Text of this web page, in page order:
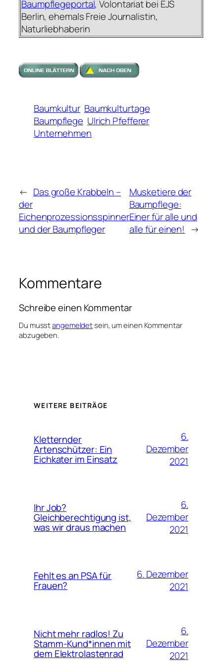
Baumpflegeportal, Volontariat bei EJS
Berlin, ehemals Freie Journalistin,
Naturliebhaberin
Baumkultur Baumkulturtage
Baumpflege Ulrich Pfefferer
Unternehmen
← Das große Krabbeln –
der
Eichenprozessionsspinner
und der Baumpfleger
Musketiere der
Baumpflege:
Einer für alle und
alle für einen! →
Kommentare
Schreibe einen Kommentar
Du musstangemeldetsein, um einen Kommentar
abzugeben.
WEITERE BEITRÄGE
Kletternder
Artenschützer: Ein
Eichkater im Einsatz
6.
Dezember
2021
Ihr Job?
Gleichberechtigung ist,
was wir draus machen
6.
Dezember
2021
Fehlt es an PSA für
Frauen?
6. Dezember
2021
Nicht mehr radlos! Zu
Stamm-Kund*innen mit
dem Elektrolastenrad
6.
Dezember
2021